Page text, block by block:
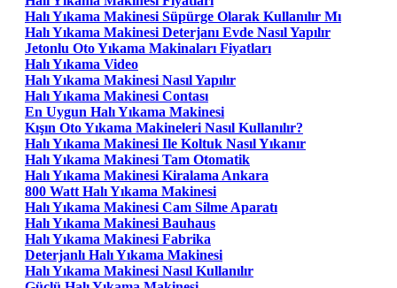
Halı Yıkama Makinesi Süpürge Olarak Kullanılır Mı
Halı Yıkama Makinesi Deterjanı Evde Nasıl Yapılır
Jetonlu Oto Yıkama Makinaları Fiyatları
Halı Yıkama Video
Halı Yıkama Makinesi Nasıl Yapılır
Halı Yıkama Makinesi Contası
En Uygun Halı Yıkama Makinesi
Kışın Oto Yıkama Makineleri Nasıl Kullanılır?
Halı Yıkama Makinesi Ile Koltuk Nasıl Yıkanır
Halı Yıkama Makinesi Tam Otomatik
Halı Yıkama Makinesi Kiralama Ankara
800 Watt Halı Yıkama Makinesi
Halı Yıkama Makinesi Cam Silme Aparatı
Halı Yıkama Makinesi Bauhaus
Halı Yıkama Makinesi Fabrika
Deterjanlı Halı Yıkama Makinesi
Halı Yıkama Makinesi Nasıl Kullanılır